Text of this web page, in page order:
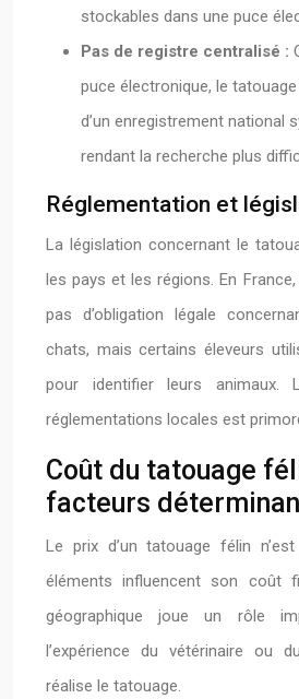
stockables dans une puce
Pas de registre centralisé :
puce électronique, le
d’un enregistrement national
rendant la recherche plus
Réglementation et
La législation concernant le
les pays et les régions. En France,
pas d’obligation légale
chats, mais certains éleveurs
pour identifier leurs animaux.
réglementations locales est
Coût du tatouage
facteurs
Le prix d’un tatouage félin
éléments influencent son coût
géographique joue un rôle
l’expérience du vétérinaire ou
réalise le tatouage.